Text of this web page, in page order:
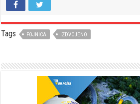
Tags FOJNICA IZDVOJENO